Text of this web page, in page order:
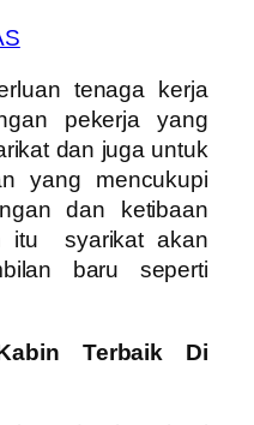
tenaga kerja
pekerja yang
dan juga untuk
yang mencukupi
dan ketibaan
itu syarikat akan
baru seperti
Terbaik Di